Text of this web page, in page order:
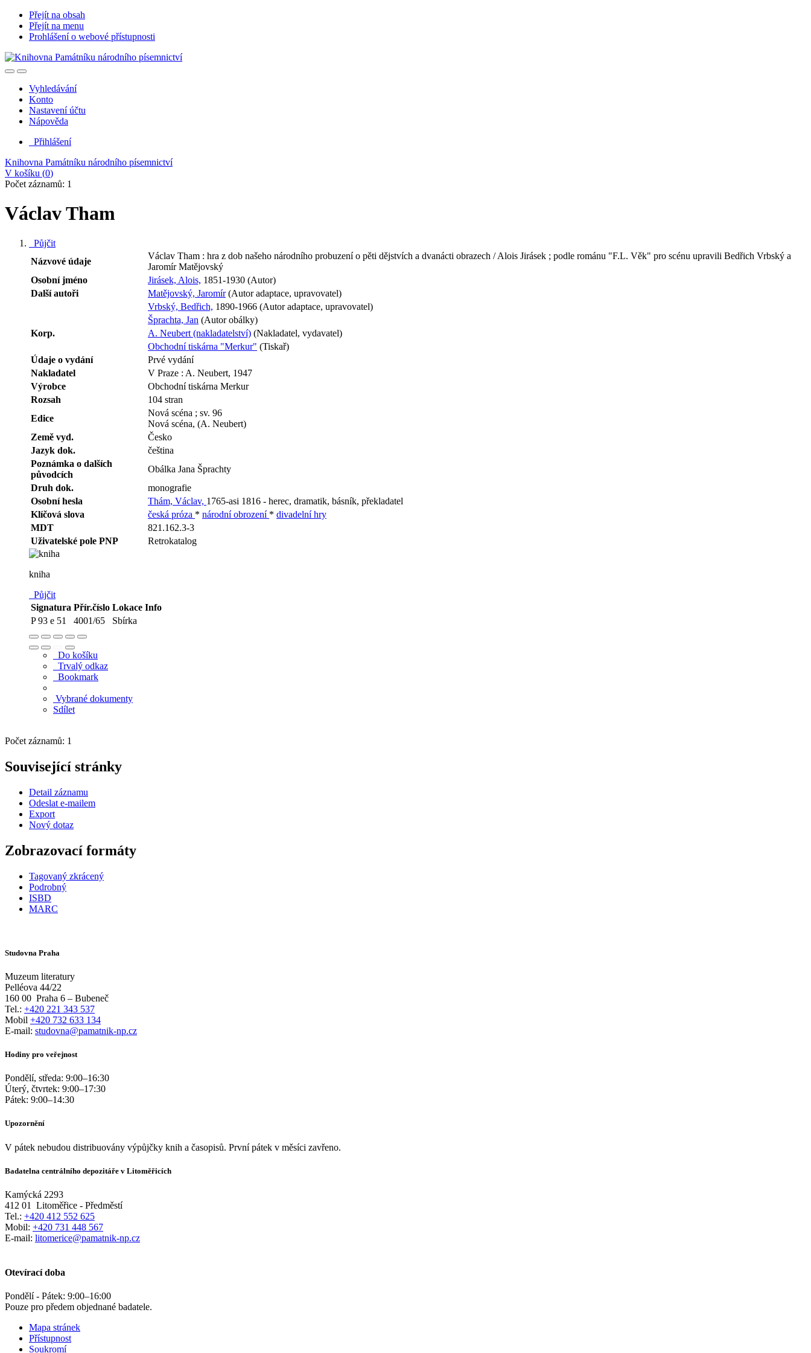
Přejít na obsah
Přejít na menu
Prohlášení o webové přístupnosti
Vyhledávání
Konto
Nastavení účtu
Nápověda
Přihlášení
Knihovna Památníku národního písemnictví
V košíku (0)
Počet záznamů: 1
Václav Tham
Půjčit
Názvové údaje
Václav Tham : hra z dob našeho národního probuzení o pěti dějstvích a dvanácti obrazech / Alois Jirásek ; podle románu "F.L. Věk" pro scénu upravili Bedřich Vrbský a
Jaromír Matějovský
Osobní jméno
Jirásek, Alois, 1851-1930 (Autor)
Další autoři
Matějovský, Jaromír(Autor adaptace, upravovatel)
Vrbský, Bedřich, 1890-1966 (Autor adaptace, upravovatel)
Šprachta, Jan (Autor obálky)
Korp.
A. Neubert (nakladatelství) (Nakladatel, vydavatel)
Obchodní tiskárna "Merkur" (Tiskař)
Údaje o vydání
Prvé vydání
Nakladatel
V Praze : A. Neubert, 1947
Výrobce
Obchodní tiskárna Merkur
Rozsah
104 stran
Edice
Nová scéna ; sv. 96
Nová scéna, (A. Neubert)
Země vyd.
Česko
Jazyk dok.
čeština
Poznámka o dalších
původcích
Obálka Jana Šprachty
Druh dok.
monografie
Osobní hesla
Thám, Václav, 1765-asi 1816 - herec, dramatik, básník, překladatel
Klíčová slova
česká próza * národní obrození * divadelní hry
MDT
821.162.3-3
Uživatelské pole PNP
Retrokatalog
kniha
Půjčit
Signatura Přír.číslo Lokace Info
P 93 e 51
4001/65 Sbírka
Do košíku
Trvalý odkaz
Bookmark
Vybrané dokumenty
Sdílet
Počet záznamů: 1
Související stránky
Detail záznamu
Odeslat e-mailem
Export
Nový dotaz
Zobrazovací formáty
Tagovaný zkrácený
Podrobný
ISBD
MARC
Studovna Praha
Muzeum literatury
Pelléova 44/22
160 00 Praha 6 – Bubeneč
Tel.: +420 221 343 537
Mobil +420 732 633 134
E-mail: studovna@pamatnik-np.cz
Hodiny pro veřejnost
Pondělí, středa: 9:00–16:30
Úterý, čtvrtek: 9:00–17:30
Pátek: 9:00–14:30
Upozornění
V pátek nebudou distribuovány výpůjčky knih a časopisů. První pátek v měsíci zavřeno.
Badatelna centrálního depozitáře v Litoměřicích
Kamýcká 2293
412 01
Litoměřice - Předměstí
Tel.: +420 412 552 625
Mobil: +420 731 448 567
E-mail: litomerice@pamatnik-np.cz
Otevírací doba
Pondělí - Pátek: 9:00–16:00
Pouze pro předem objednané badatele.
Mapa stránek
Přístupnost
Soukromí